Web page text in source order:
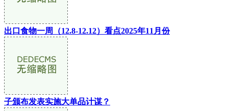
出口食物一周（12.8-12.12）看点2025年11月份
子颁布发表实施大单品计谋？